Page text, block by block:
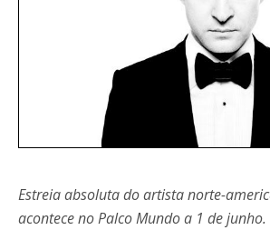
Estreia absoluta do artista norte-
acontece no Palco Mundo a 1 de junho.